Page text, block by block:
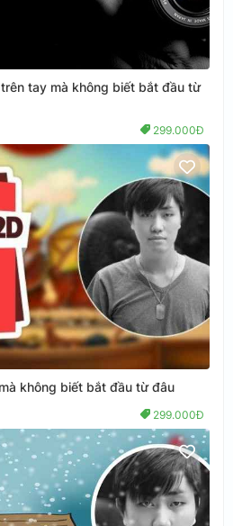
tay mà không biết bắt đầu từ
299.000Đ
không biết bắt đầu từ đâu
299.000Đ